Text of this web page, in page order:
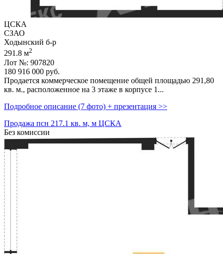
ЦСКА
СЗАО
Ходынский б-р
291.8 м2
Лот №: 907820
180 916 000 руб.
Продается коммерческое помещение общей площадью 291,­80
кв. м.,­ расположенное на 3 этаже в корпусе 1...
Подробное описание (7 фото) + презентация >>
Продажа псн 217.1 кв. м, м ЦСКА
Без комиссии